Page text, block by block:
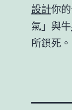
設計你
氣」與牛
所鎖死。